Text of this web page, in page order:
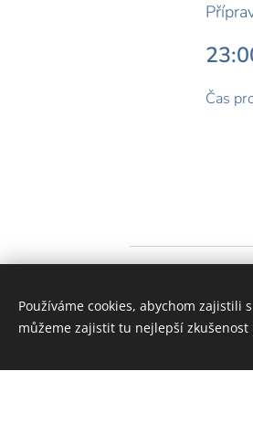
Čas
Používáme cookies, abychom zajistili
můžeme zajistit tu nejlepší